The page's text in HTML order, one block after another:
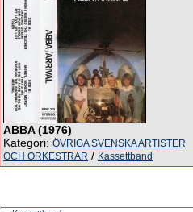
ABBA (1976)
Kategori: ÖVRIGA SVENSKA ARTISTER
OCH ORKESTRAR / Kassettband